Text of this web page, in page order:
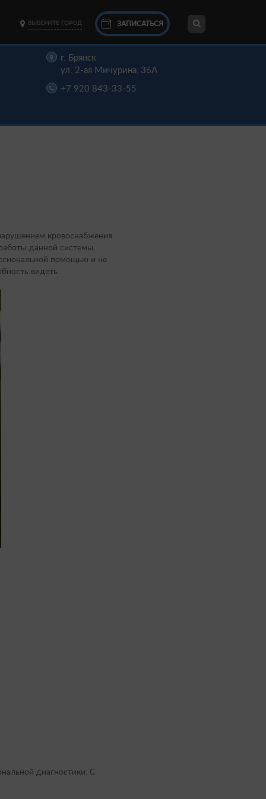
ВЫБЕРИТЕ ГОРОД ЗАПИСАТЬСЯ
г. Брянск
ул. 2-ая Мичурина, 36А
+7 920 843-33-55
кровоснабжения
данной системы,
помощью и не
видеть.
диагностики. С